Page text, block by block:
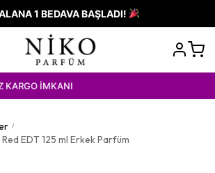
1 BEDAVA BAŞLADI!
İMKANI
/
EDT 125 ml Erkek Parfüm